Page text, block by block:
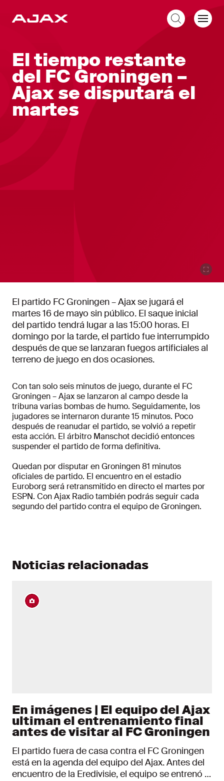
El tiempo restante
del FC Groningen –
Ajax se disputará el
martes
El partido FC Groningen – Ajax se jugará el
martes 16 de mayo sin público. El saque inicial
del partido tendrá lugar a las 15:00 horas. El
domingo por la tarde, el partido fue interrumpido
después de que se lanzaran fuegos artificiales al
terreno de juego en dos ocasiones.
Con tan solo seis minutos de juego, durante el FC
Groningen – Ajax se lanzaron al campo desde la
tribuna varias bombas de humo. Seguidamente, los
jugadores se internaron durante 15 minutos. Poco
después de reanudar el partido, se volvió a repetir
esta acción. El árbitro Manschot decidió entonces
suspender el partido de forma definitiva.
Quedan por disputar en Groningen 81 minutos
oficiales de partido. El encuentro en el estadio
Euroborg será retransmitido en directo el martes por
ESPN. Con Ajax Radio también podrás seguir cada
segundo del partido contra el equipo de Groningen.
Noticias relacionadas
En imágenes | El equipo del Ajax
ultiman el entrenamiento final
antes de visitar al FC Groningen
El partido fuera de casa contra el FC Groningen
está en la agenda del equipo del Ajax. Antes del
encuentro de la Eredivisie, el equipo se entrenó el